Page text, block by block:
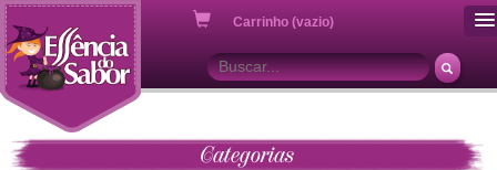
Carrinho (vazio)
Categorias